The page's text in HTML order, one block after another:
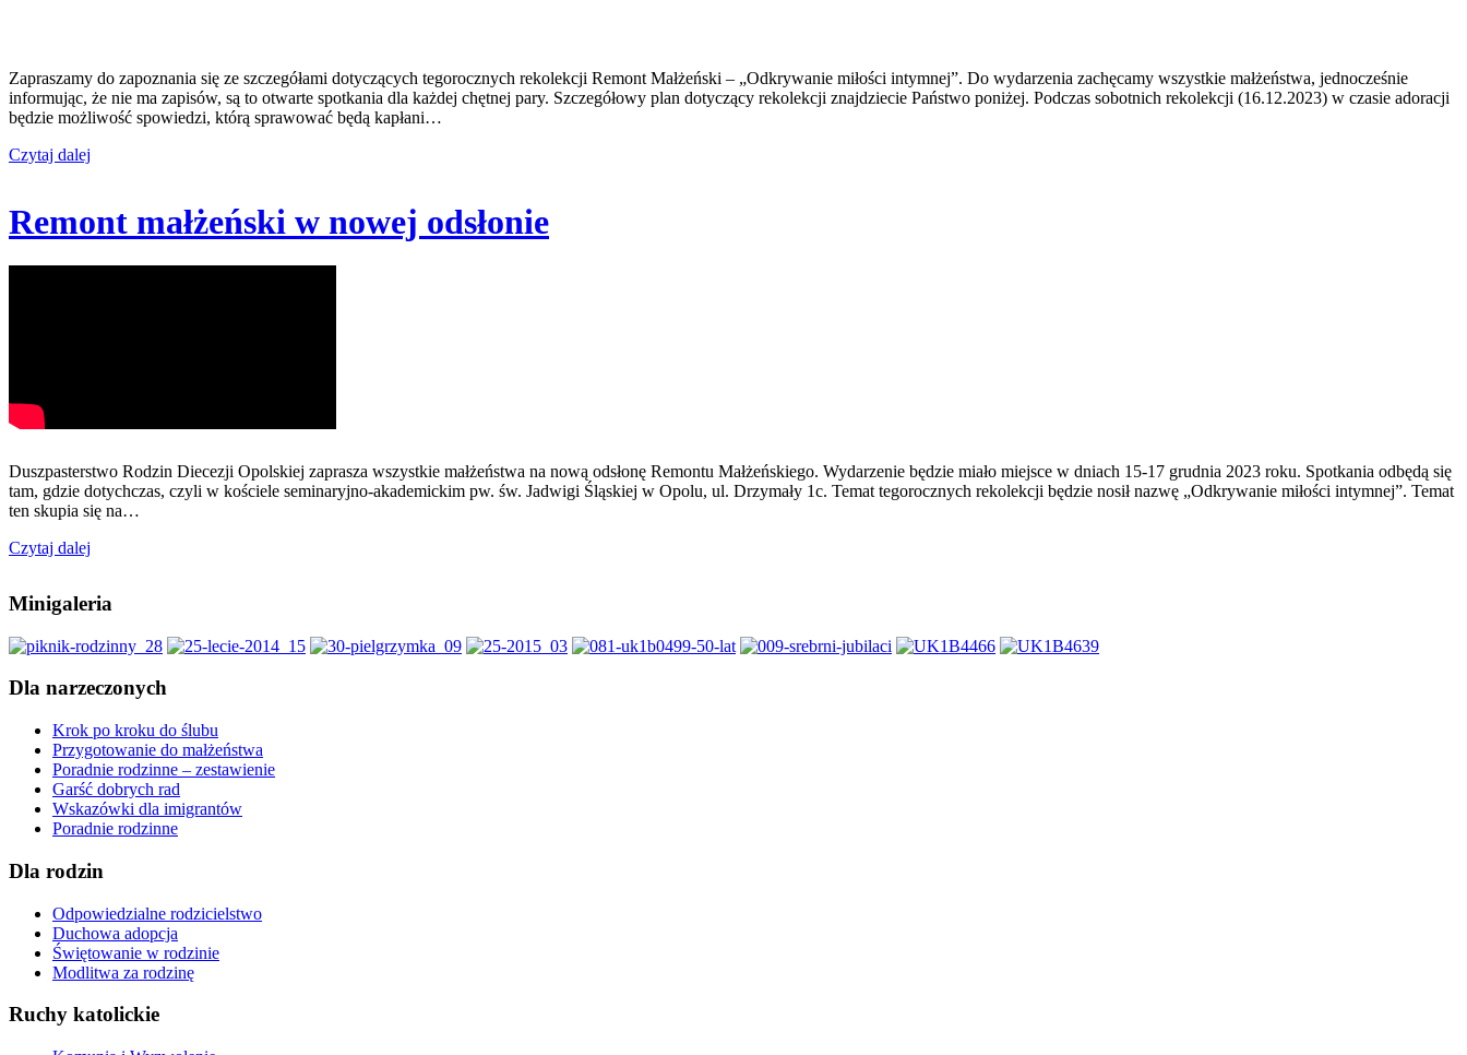
Zapraszamy do zapoznania się ze szczegółami dotyczących tegorocznych rekolekcji Remont Małżeński – „Odkrywanie miłości intymnej”. Do wydarzenia zachęcamy wszystkie małżeństwa, jednocześnie
informując, że nie ma zapisów, są to otwarte spotkania dla każdej chętnej pary. Szczegółowy plan dotyczący rekolekcji znajdziecie Państwo poniżej. Podczas sobotnich rekolekcji (16.12.2023) w czasie adoracji
będzie możliwość spowiedzi, którą sprawować będą kapłani…
Czytaj dalej
Remont małżeński w nowej odsłonie
Duszpasterstwo Rodzin Diecezji Opolskiej zaprasza wszystkie małżeństwa na nową odsłonę Remontu Małżeńskiego. Wydarzenie będzie miało miejsce w dniach 15-17 grudnia 2023 roku. Spotkania odbędą się
tam, gdzie dotychczas, czyli w kościele seminaryjno-akademickim pw. św. Jadwigi Śląskiej w Opolu, ul. Drzymały 1c. Temat tegorocznych rekolekcji będzie nosił nazwę „Odkrywanie miłości intymnej”. Temat
ten skupia się na…
Czytaj dalej
Minigaleria
Dla narzeczonych
Krok po kroku do ślubu
Przygotowanie do małżeństwa
Poradnie rodzinne – zestawienie
Garść dobrych rad
Wskazówki dla imigrantów
Poradnie rodzinne
Dla rodzin
Odpowiedzialne rodzicielstwo
Duchowa adopcja
Świętowanie w rodzinie
Modlitwa za rodzinę
Ruchy katolickie